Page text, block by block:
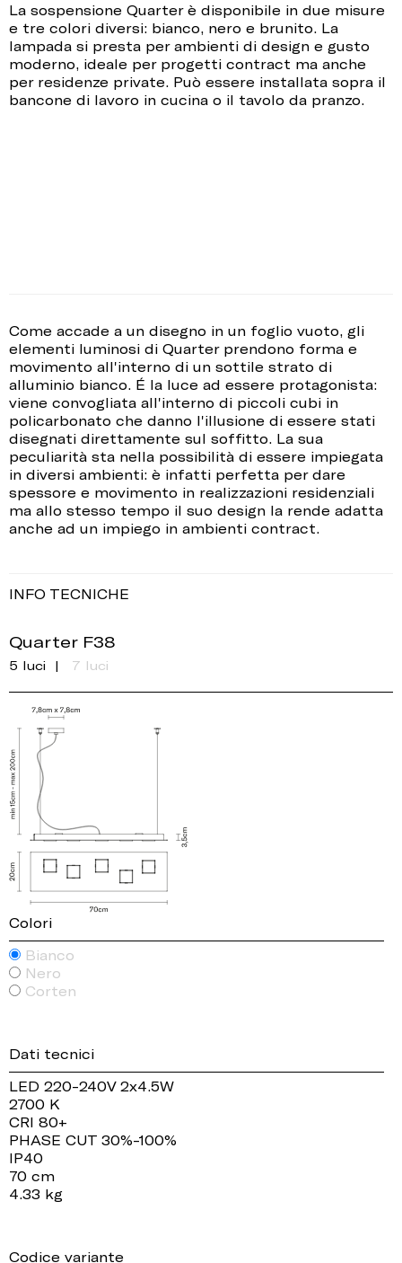
La sospensione Quarter è disponibile in due misure
e tre colori diversi: bianco, nero e brunito. La
lampada si presta per ambienti di design e gusto
moderno, ideale per progetti contract ma anche
per residenze private. Può essere installata sopra il
bancone di lavoro in cucina o il tavolo da pranzo.
Come accade a un disegno in un foglio vuoto, gli
elementi luminosi di Quarter prendono forma e
movimento all'interno di un sottile strato di
alluminio bianco. É la luce ad essere protagonista:
viene convogliata all'interno di piccoli cubi in
policarbonato che danno l'illusione di essere stati
disegnati direttamente sul soffitto. La sua
peculiarità sta nella possibilità di essere impiegata
in diversi ambienti: è infatti perfetta per dare
spessore e movimento in realizzazioni residenziali
ma allo stesso tempo il suo design la rende adatta
anche ad un impiego in ambienti contract.
INFO TECNICHE
Quarter F38
5 luci 7 luci
Colori
Bianco
Nero
Corten
Dati tecnici
LED 220-240V 2x4.5W
2700 K
CRI 80+
PHASE CUT 30%-100%
IP40
70 cm
4.33 kg
Codice variante